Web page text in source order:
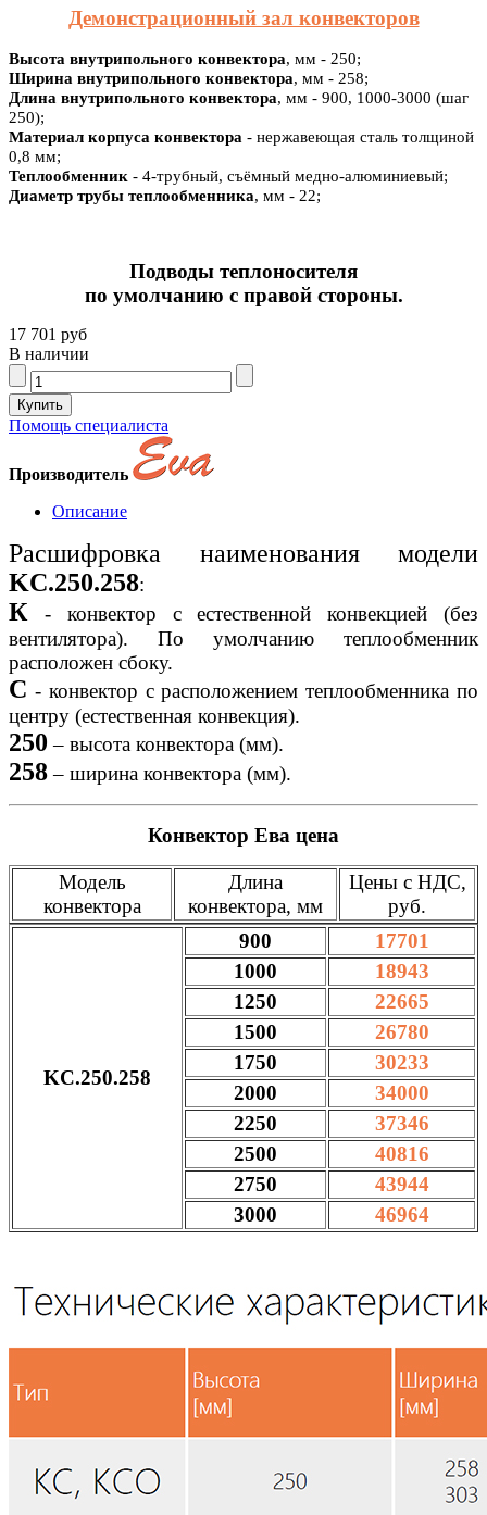
Демонстрационный зал конвекторов
Высота внутрипольного конвектора, мм - 250;
Ширина внутрипольного конвектора, мм - 258;
Длина внутрипольного конвектора, мм - 900, 1000-3000 (шаг
250);
Материал корпуса конвектора - нержавеющая сталь толщиной
0,8 мм;
Теплообменник - 4-трубный, съёмный медно-алюминиевый;
Диаметр трубы теплообменника, мм - 22;
Подводы теплоносителя
по умолчанию с правой стороны.
17 701 руб
В наличии
Помощь специалиста
Производитель
Описание
Расшифровка наименования модели
KC.250.258:
К
- конвектор с естественной конвекцией (без
вентилятора). По умолчанию теплообменник
расположен сбоку.
C - конвектор с расположением теплообменника по
центру (естественная конвекция).
250 – высота конвектора (мм).
258– ширина конвектора (мм).
Конвектор Ева цена
Модель
конвектора
Длина
конвектора, мм
Цены с НДС,
руб.
KC.250.258
900
17701
1000
18943
1250
22665
1500
26780
1750
30233
2000
34000
2250
37346
2500
40816
2750
43944
3000
46964